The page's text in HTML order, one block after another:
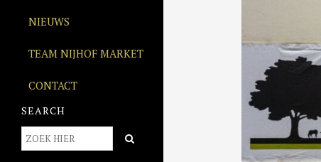
NIEUWS
TEAM NIJHOF MARKET
CONTACT
SEARCH